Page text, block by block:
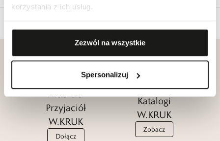
korzystania z ich usług.
Zezwól na wszystkie
Spersonalizuj
Klub dla
Przyjaciół
W.KRUK
Dołącz
Katalogi
W.KRUK
Zobacz